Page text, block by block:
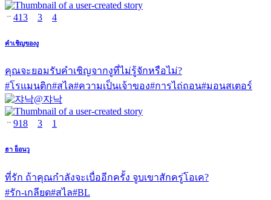
413 3 4
คำเชิญของงู
คุณจะยอมรับคำเชิญจากงูที่ไม่รู้จักหรือไม่?
#โรแมนติก#สไล#ความเป็นเจ้าของ#การไถ่ถอน#มอนสเตอร์
@쟈낙
918 3 1
ฮา ย็อนวู
ที่รัก ถ้าคุณกำลังจะเบื่ออีกครั้ง จูบเขาสักครู่โอเค?
#รัก-เกลียด#สไล#BL